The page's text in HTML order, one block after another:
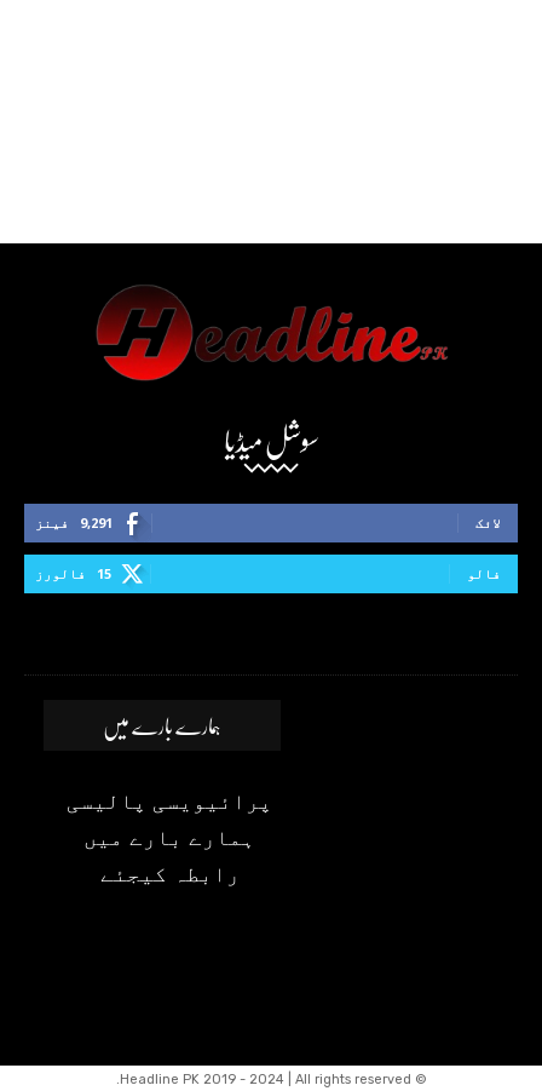
سوشل میڈیا
9,291 فینز لائک
15 فالورز فالو
ہمارے بارے میں
پرائیویسی پالیسی
ہمارے بارے میں
رابطہ کیجئے
© Headline PK 2019 - 2024 | All rights reserved.